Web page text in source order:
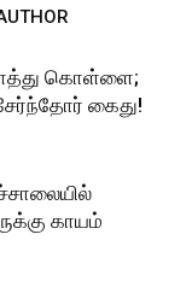
கொள்ளை;
கைது!
காயம்